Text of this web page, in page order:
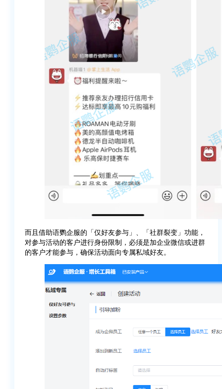
而且借助语鹦企服的「仅好友参与」、「社群裂变」功能，
对参与活动的客户进行身份限制，必须是加企业微信或进群
的客户才能参与，确保活动面向专属私域好友。